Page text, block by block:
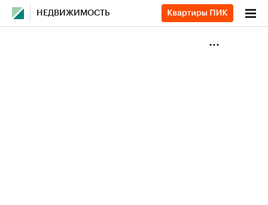
НЕДВИЖИМОСТЬ